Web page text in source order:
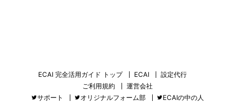
ECAI 完全活用ガイド トップ ECAI
設定代行
ご利用規約
運営会社
サポート
オリジナルフォーム部 ECAIの中の人